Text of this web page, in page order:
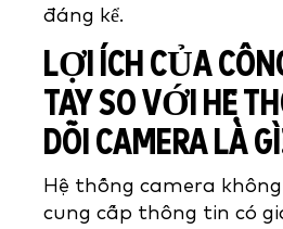
đáng kể.
LỢI ÍCH CỦA
TAY SO VỚI HỆ
DÕI CAMERA LÀ
Hệ thống camera
cung cấp thông tin có